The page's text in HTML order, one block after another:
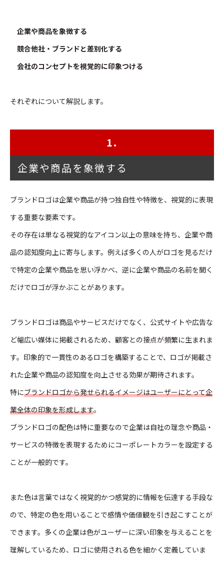
企業や商品を象徴する
競合他社・ブランドと差別化する
会社のコンセプトを視覚的に印象つける
それぞれについて解説します。
1.
企業や商品を象徴する
ブランドロゴは企業や商品が持つ独自性や特徴を、視覚的に表現
する重要な要素です。
その存在は単なる視覚的なアイコン以上の意味を持ち、企業や商
品の認知度向上に寄与します。例えば多くの人がロゴを見るだけ
で特定の企業や商品を思い浮かべ、逆に企業や商品の名前を聞く
だけでロゴが浮かぶことがあります。
ブランドロゴは商品やサービスだけでなく、公式サイトや広告な
ど幅広い媒体に掲載されるため、顧客との接点が頻繁に生まれま
す。印象的で一貫性のあるロゴを構築することで、ロゴが掲載さ
れた企業や商品の認知度を向上させる効果が期待されます。
特にブランドロゴから発せられるイメージはユーザーにとって企
業全体の印象を形成します。
ブランドロゴの配色は特に重要なので企業は自社の理念や商品・
サービスの特徴を表現するためにコーポレートカラーを設定する
ことが一般的です。
また色は言葉ではなく視覚的かつ感覚的に情報を伝達する手段な
ので、特定の色を用いることで感情や価値観を引き起こすことが
できます。多くの企業は色がユーザーに深い印象を与えることを
理解しているため、ロゴに使用される色を細かく定義していま